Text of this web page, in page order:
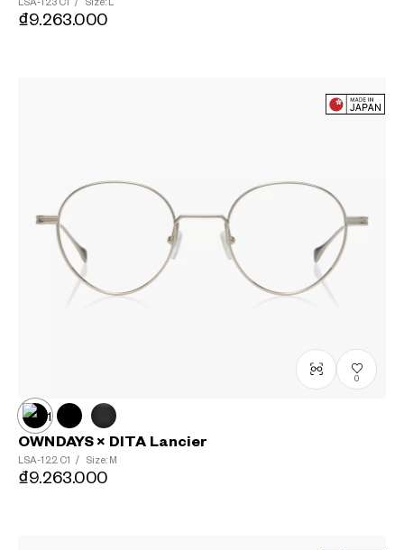
₫9.263.000
0
OWNDAYS × DITA Lancier
LSA-122 C1 / Size: M
₫9.263.000